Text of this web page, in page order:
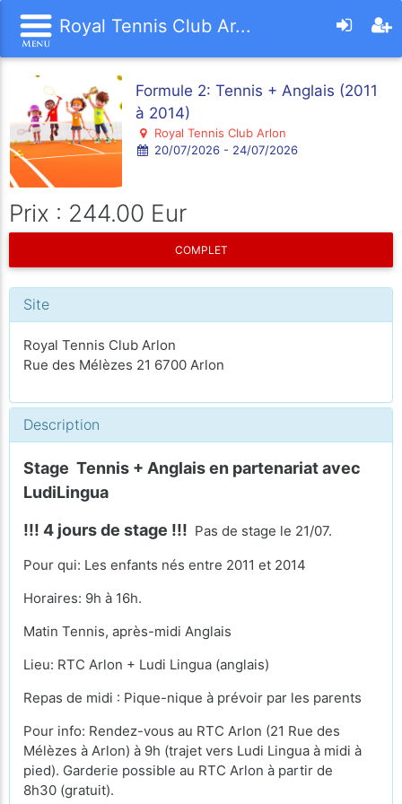
Royal Tennis Club Ar...
Formule 2: Tennis + Anglais (2011
à 2014)
Royal Tennis Club Arlon
20/07/2026 - 24/07/2026
Prix : 244.00 Eur
COMPLET
Site
Royal Tennis Club Arlon
Rue des Mélèzes 21 6700 Arlon
Description
Stage Tennis + Anglais en partenariat avec
LudiLingua
!!! 4 jours de stage !!! Pas de stage le 21/07.
Pour qui: Les enfants nés entre 2011 et 2014
Horaires: 9h à 16h.
Matin Tennis, après-midi Anglais
Lieu: RTC Arlon + Ludi Lingua (anglais)
Repas de midi : Pique-nique à prévoir par les parents
Pour info: Rendez-vous au RTC Arlon (21 Rue des
Mélèzes à Arlon) à 9h (trajet vers Ludi Lingua à midi à
pied). Garderie possible au RTC Arlon à partir de
8h30 (gratuit).